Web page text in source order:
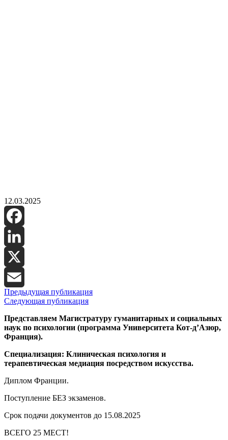
12.03.2025
Facebook
LinkedIn
X
Email
Предыдущая публикация
Следующая публикация
Представляем Магистратуру гуманитарных и социальных
наук по психологии (программа Университета Кот-д’Азюр,
Франция).
Специализация: Клиническая психология и
терапевтическая медиация посредством искусства.
Диплом Франции.
Поступление БЕЗ экзаменов.
Срок подачи документов до 15.08.2025
ВСЕГО 25 МЕСТ!